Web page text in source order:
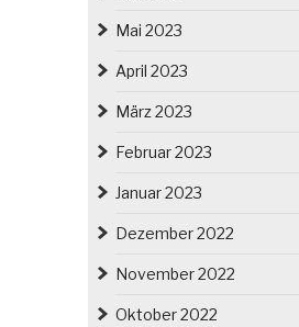
Mai 2023
April 2023
März 2023
Februar 2023
Januar 2023
Dezember 2022
November 2022
Oktober 2022